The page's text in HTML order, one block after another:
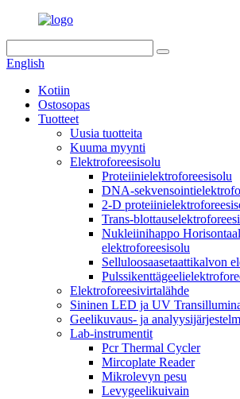
English
Kotiin
Ostosopas
Tuotteet
Uusia tuotteita
Kuuma myynti
Elektroforeesisolu
Proteiinielektroforeesisolu
DNA-
2-D
Trans-
Nukleiinihappo
elektroforeesisolu
Selluloosaasetaattikalvon
Elektroforeesivirtalähde
Sininen LED ja UV
Geelikuvaus- ja
Lab-instrumentit
Pcr Thermal Cycler
Mircoplate Reader
Mikrolevyn pesu
Levygeelikuivain